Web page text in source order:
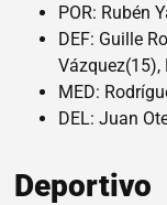
POR: Rubén
DEF: Guille
Vázquez(15),
MED:
DEL: Juan
Deportivo